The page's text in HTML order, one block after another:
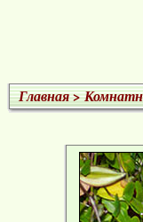
Главная>